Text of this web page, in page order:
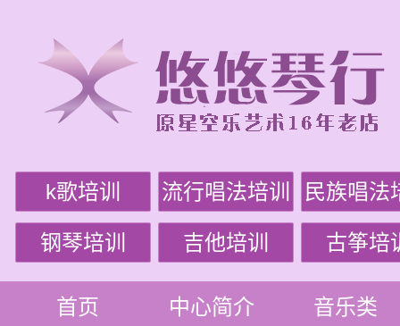
k歌培训 流行唱法培训 民族唱法
钢琴培训 吉他培训 古筝培
首页 中心简介 音乐类